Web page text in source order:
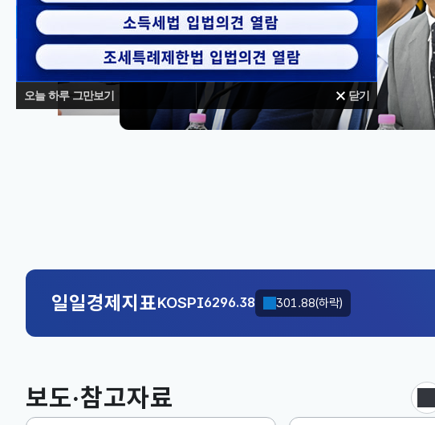
오늘 하루 그만보기 닫기
일일경제지표KOSPI6296.38 301.88(하락)
국고채(3년)3.693 0.024(상승)
보도·참고자료